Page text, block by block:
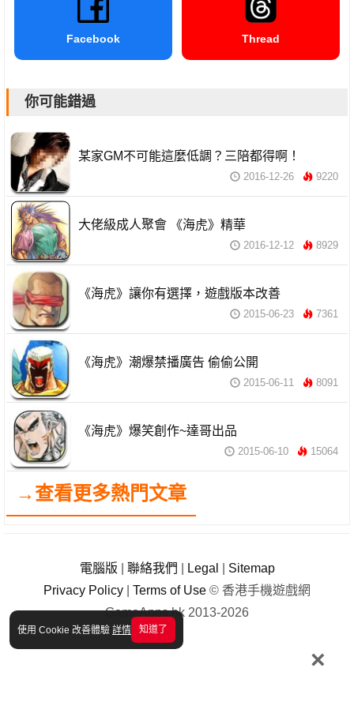
使用 Cookie 改善體驗 詳情 知道了
×
Facebook Thread
你可能錯過
某家GM不可能這麼低調？三陪都得啊！
2016-12-26 9220
大佬級成人聚會 《海虎》精華
2016-12-12 8929
《海虎》讓你有選擇，遊戲版本改善
2015-06-23 7361
《海虎》潮爆禁播廣告 偷偷公開
2015-06-11 8091
《海虎》爆笑創作~達哥出品
2015-06-10 15064
→查看更多熱門文章
電腦版 聯絡我們 Legal
Sitemap
Privacy Policy
Terms of Use © 香港手機遊戲網
GameApps.hk 2013-2026